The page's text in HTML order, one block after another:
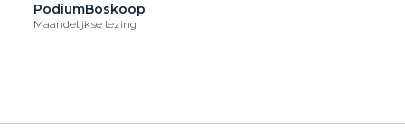
PodiumBoskoop
Maandelijkse lezing